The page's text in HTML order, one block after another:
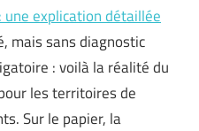
explication détaillée
mais sans diagnostic
: voilà la réalité du
les territoires de
Sur le papier, la